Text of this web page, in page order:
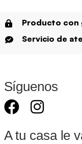
Producto con
Servicio de
Síguenos
A tu casa le